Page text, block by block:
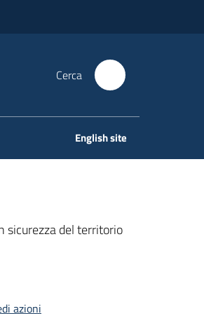
Cerca
English site
sicurezza del territorio
azioni